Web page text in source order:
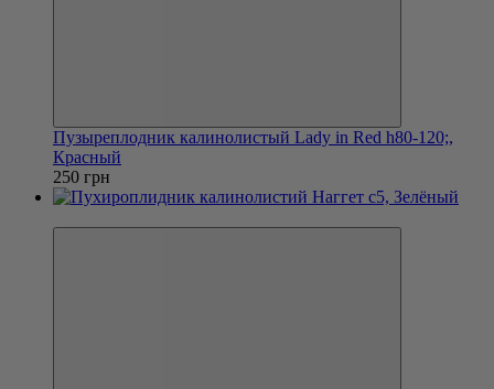
Пузыреплодник калинолистый Lady in Red h80-120;,
Красный
250 грн